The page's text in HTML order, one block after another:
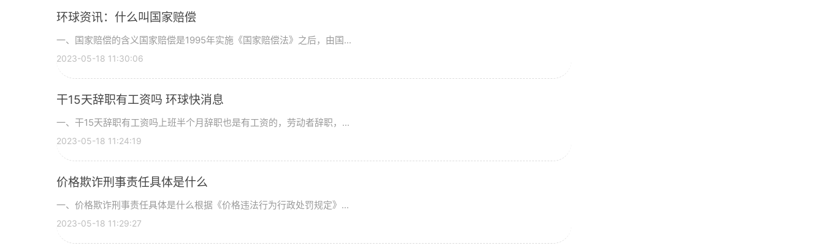
环球资讯：什么叫国家赔偿
一、国家赔偿的含义国家赔偿是1995年实施《国家赔偿法》之后，由国...
2023-05-18 11:30:06
干15天辞职有工资吗 环球快消息
一、干15天辞职有工资吗上班半个月辞职也是有工资的，劳动者辞职，...
2023-05-18 11:24:19
价格欺诈刑事责任具体是什么
一、价格欺诈刑事责任具体是什么根据《价格违法行为行政处罚规定》...
2023-05-18 11:29:27